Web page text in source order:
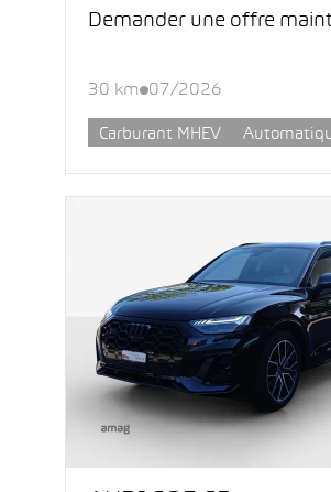
Demander une offre
30 km 07/2026
Carburant MHEV